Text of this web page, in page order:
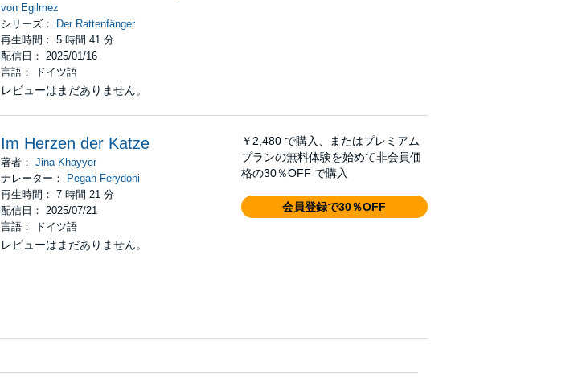
von Egilmez
シリーズ：
Der Rattenfänger
再生時間： 5 時間 41 分
配信日： 2025/01/16
言語： ドイツ語
レビューはまだありません。
Im Herzen der Katze
著者：Jina Khayyer
ナレーター：
Pegah Ferydoni
再生時間： 7 時間 21 分
配信日： 2025/07/21
言語： ドイツ語
レビューはまだありません。
￥2,480 で購入、またはプレミアム
プランの無料体験を始めて非会員価
格の30％OFF で購入
会員登録で30％OFF